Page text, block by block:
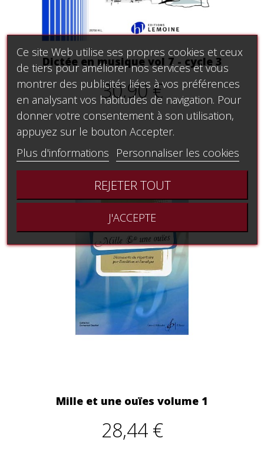
Dictée en musique vol 7 - cycle 3
30,90 €
Mille et une ouïes volume 1
28,44 €
Ce site Web utilise ses propres cookies et ceux
de tiers pour améliorer nos services et vous
montrer des publicités liées à vos préférences
en analysant vos habitudes de navigation. Pour
donner votre consentement à son utilisation,
appuyez sur le bouton Accepter.
Plus d'informations
Personnaliser les cookies
REJETER TOUT
J'ACCEPTE